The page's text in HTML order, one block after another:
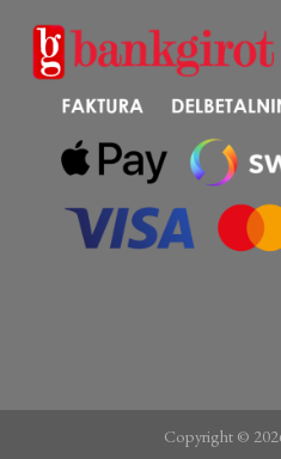
Copyright ©